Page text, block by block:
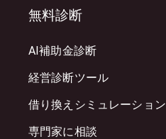
無料診断
AI補助金診断
経営診断ツール
借り換えシミュレーション
専門家に相談